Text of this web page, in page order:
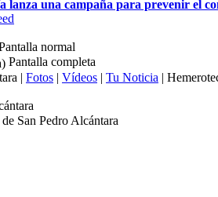
lanza una campaña para prevenir el
normal
Pantalla completa
| Fotos | Vídeos | Tu Noticia |
San Pedro Alcántara